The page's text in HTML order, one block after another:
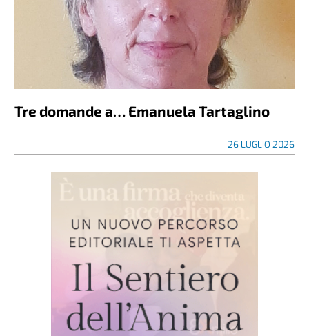
Tre domande a… Emanuela Tartaglino
26 LUGLIO 2026